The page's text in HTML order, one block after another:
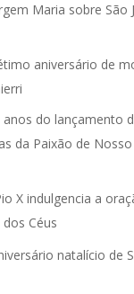
Maria sobre São
aniversário de
anos do lançamento
da Paixão de Nosso
X indulgencia a
dos Céus
natalício de